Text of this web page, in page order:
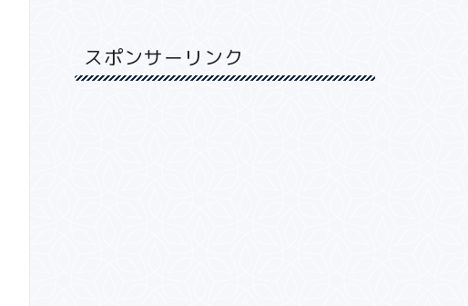
スポンサーリンク